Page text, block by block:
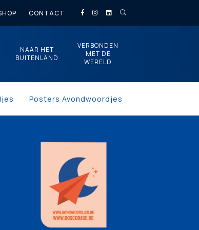
CONTACT
Posters Avondwoordjes
NAAR HET
BUITENLAND
VERBONDEN
MET DE
WERELD